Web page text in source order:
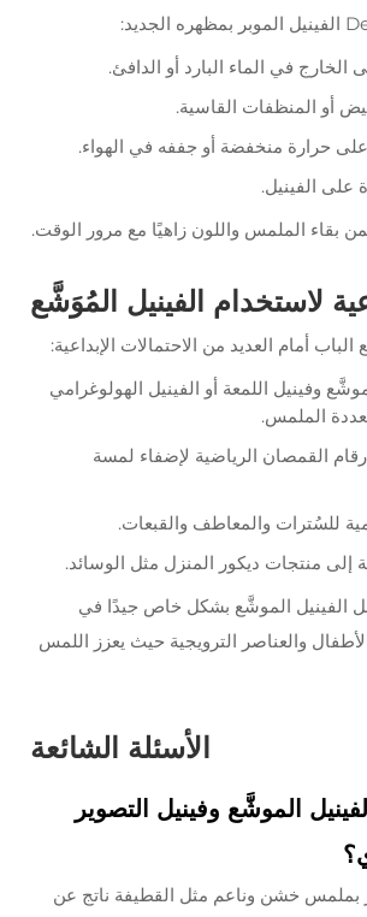
في الماء البارد أو الدافئ.
أو المنظفات القاسية.
حرارة منخفضة أو جففه في الهواء.
على الفينيل.
بقاء الملمس واللون زاهيًا مع مرور الوقت.
لاستخدام الفينيل المُوَشَّع
أمام العديد من الاحتمالات الإبداعية:
وفينيل اللمعة أو الفينيل الهولوغرامي
الملمس.
القمصان الرياضية لإضفاء لمسة
للسُترات والمعاطف والقبعات.
منتجات ديكور المنزل مثل الوسائد.
الفينيل الموشَّع بشكل خاص جيدًا في
والعناصر الترويجية حيث يعزز اللمس
الأسئلة الشائعة
الموشَّع وفينيل التصوير
بملمس خشن وناعم مثل القطيفة ناتج عن